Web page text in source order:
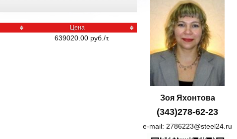
Цена
639020.00 руб./т.
Зоя Яхонтова
(343)278-62-23
e-mail: 2786223@steel24.ru